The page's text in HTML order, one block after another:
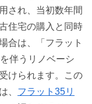
され、当初数年間
住宅の購入と同時
合は、「フラット
伴うリノベーシ
けられます。この
、 フラット35リ